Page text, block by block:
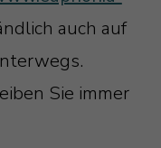
auch auf
Sie immer